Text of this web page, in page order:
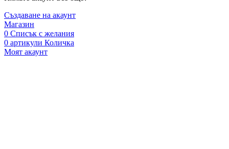
Създаване на акаунт
Магазин
0 Списък с желания
0 артикули Количка
Моят акаунт